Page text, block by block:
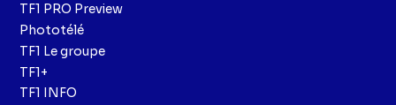
TF1 PRO Preview
Phototélé
TF1 Le groupe
TF1+
TF1 INFO